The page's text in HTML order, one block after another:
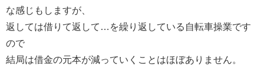
な感じもしますが、
返しては借りて返して…を繰り返している自転車操業です
ので
結局は借金の元本が減っていくことはほぼありません。